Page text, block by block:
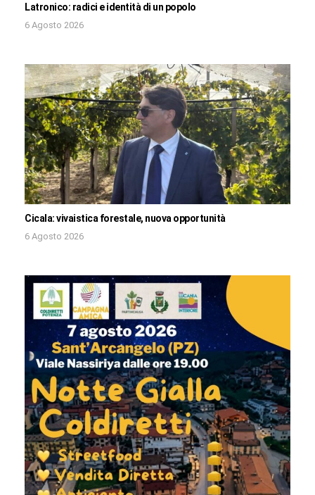
Latronico: radici e identità di un popolo
6 Agosto 2026
Cicala: vivaistica forestale, nuova opportunità
6 Agosto 2026